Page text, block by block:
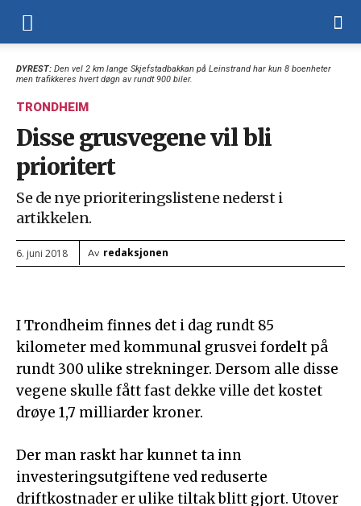
DYREST: Den vel 2 km lange Skjefstadbakkan på Leinstrand har kun 8 boenheter
men trafikkeres hvert døgn av rundt 900 biler.
TRONDHEIM
Disse grusvegene vil bli
prioritert
Se de nye prioriteringslistene nederst i
artikkelen.
6. juni 2018 Av redaksjonen
I Trondheim finnes det i dag rundt 85
kilometer med kommunal grusvei fordelt på
rundt 300 ulike strekninger. Dersom alle disse
vegene skulle fått fast dekke ville det kostet
drøye 1,7 milliarder kroner.
Der man raskt har kunnet ta inn
investeringsutgiftene ved reduserte
driftkostnader er ulike tiltak blitt gjort. Utover